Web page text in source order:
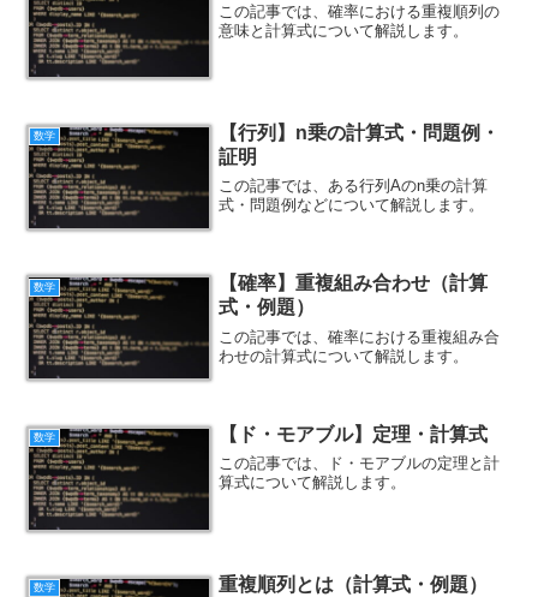
この記事では、確率における重複順列の
意味と計算式について解説します。
数学
【行列】n乗の計算式・問題例・
証明
この記事では、ある行列Aのn乗の計算
式・問題例などについて解説します。
数学
【確率】重複組み合わせ（計算
式・例題）
この記事では、確率における重複組み合
わせの計算式について解説します。
数学 【ド・モアブル】定理・計算式
この記事では、ド・モアブルの定理と計
算式について解説します。
数学 重複順列とは（計算式・例題）